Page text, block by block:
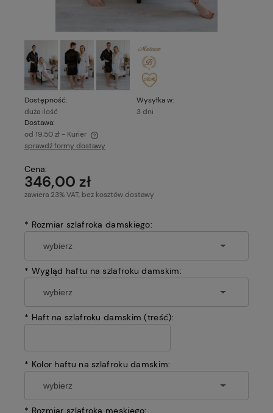
Dostępność:
duża ilość
Wysyłka w:
3 dni
Dostawa:
od 19,50 zł - Kurier
Cena nie zawiera ewentualnych kosztów płatności
sprawdź formy dostawy
Cena:
346,00 zł
zawiera 23% VAT, bez kosztów dostawy
* Rozmiar szlafroka damskiego:
* Wygląd haftu na szlafroku damskim:
* Haft na szlafroku damskim (treść):
* Kolor haftu na szlafroku damskim: